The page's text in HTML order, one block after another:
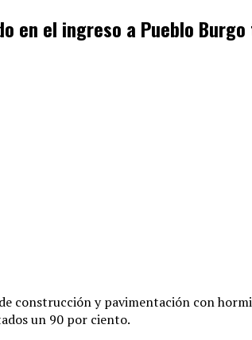
en el ingreso a Pueblo
construcción y pavimentación con
un 90 por ciento.